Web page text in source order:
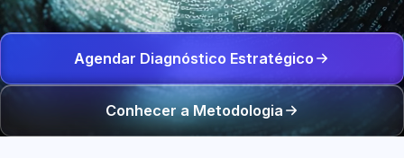
Agendar Diagnóstico Estratégico
Conhecer a Metodologia